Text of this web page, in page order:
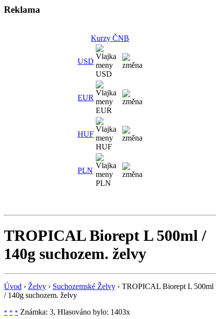
Reklama
Kurzy ČNB
USD
EUR
HUF
PLN
TROPICAL Biorept L 500ml /
140g suchozem. želvy
Úvod › Želvy › Suchozemské Želvy › TROPICAL Biorept L 500ml
/ 140g suchozem. želvy
* * * Známka: 3, Hlasováno bylo: 1403x